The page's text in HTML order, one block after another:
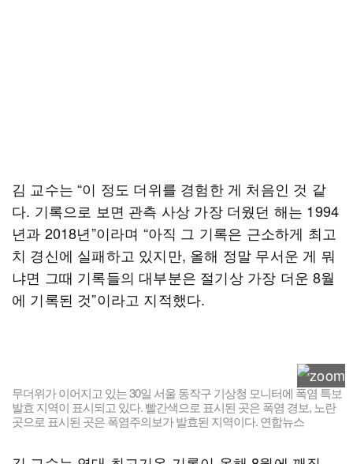
김 교수는 “이 정도 더위를 경험한 게 처음인 것 같
다. 기록으로 보면 관측 사상 가장 더웠던 해는 1994
년과 2018년”이라며 “아직 그 기록은 근소하게 최고
치 경신에 실패하고 있지만, 올해 정말 무서운 게 뭐
냐면 그때 기록들의 대부분은 절기상 가장 더운 8월
에 기록된 것”이라고 지적했다.
무더위가 이어지고 있는 30일 서울 동작구 기상청 모니터에 폭염 특보
발효 지역이 표시되고 있다. 빨간색으로 표시된 곳은 폭염 경보, 노란
곳으로 표시된 곳은 폭염주의보가 발효된 지역이다. 연합뉴스